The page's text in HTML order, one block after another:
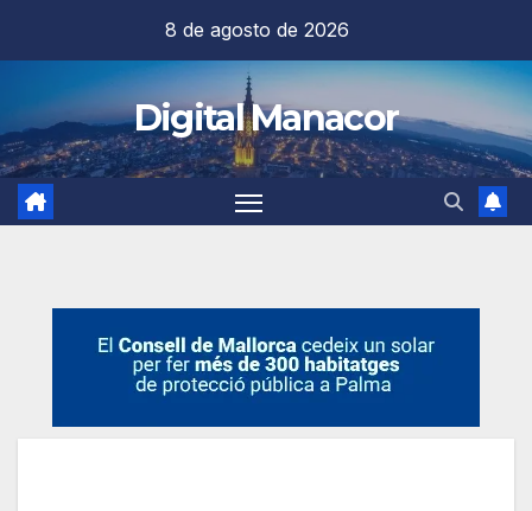
contenido
8 de agosto de 2026
Digital Manacor